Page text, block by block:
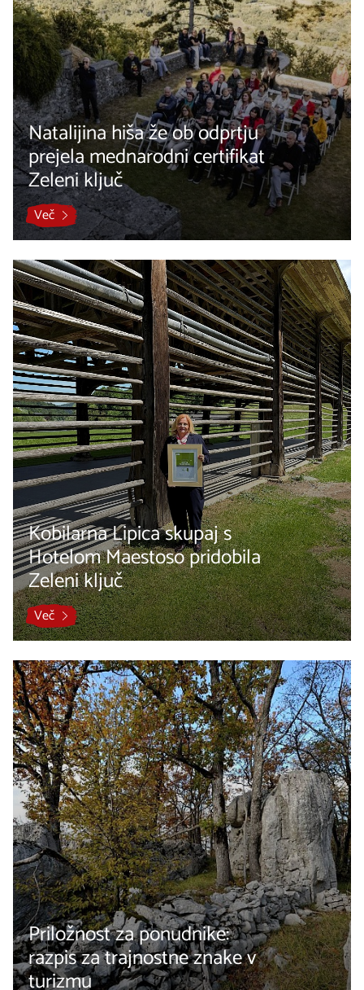
Natalijina hiša že ob odprtju
prejela mednarodni certifikat
Zeleni ključ
Več
Kobilarna Lipica skupaj s
Hotelom Maestoso pridobila
Zeleni ključ
Več
Priložnost za ponudnike:
razpis za trajnostne znake v
turizmu